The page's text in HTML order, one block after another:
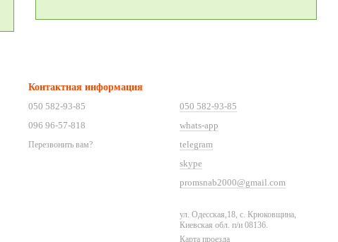
Контактная информация
050 582-93-85
096 96-57-818
Перезвонить вам?
050 582-93-85
whats-app
telegram
skype
promsnab2000@gmail.com
ул. Одесская,18, с. Крюковщина,
Киевская обл. п/и 08136.
Карта проезда